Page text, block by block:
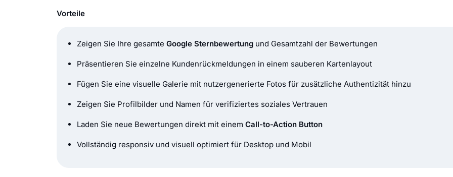
Vorteile
Zeigen Sie Ihre gesamte Google Sternbewertung und Gesamtzahl der Bewertungen
Präsentieren Sie einzelne Kundenrückmeldungen in einem sauberen Kartenlayout
Fügen Sie eine visuelle Galerie mit nutzergenerierte Fotos für zusätzliche Authentizität hinzu
Zeigen Sie Profilbilder und Namen für verifiziertes soziales Vertrauen
Laden Sie neue Bewertungen direkt mit einem Call-to-Action Button
Vollständig responsiv und visuell optimiert für Desktop und Mobil